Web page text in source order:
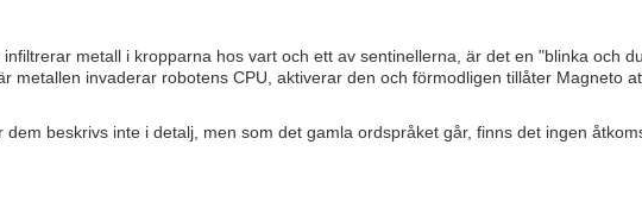
metall i kropparna hos vart och ett av sentinellerna, är det en "blinka och
metallen invaderar robotens CPU, aktiverar den och förmodligen tillåter Magneto
beskrivs inte i detalj, men som det gamla ordspråket går, finns det ingen